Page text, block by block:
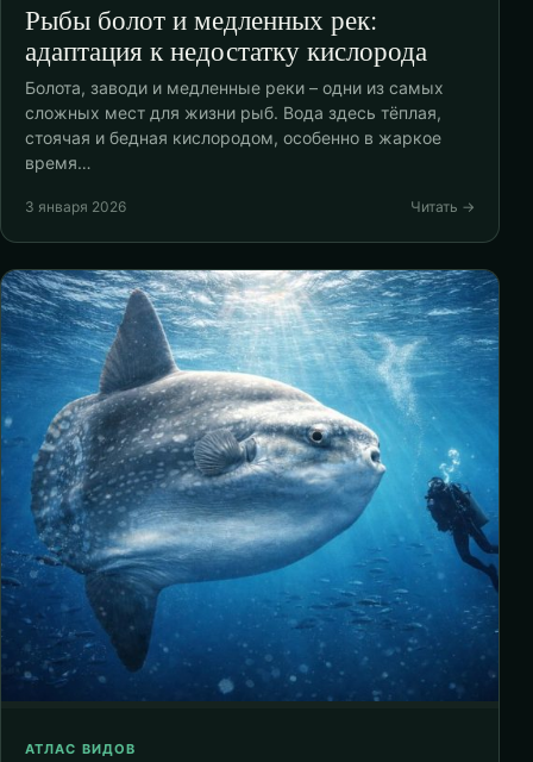
Рыбы болот и медленных рек:
адаптация к недостатку кислорода
Болота, заводи и медленные реки – одни из самых
сложных мест для жизни рыб. Вода здесь тёплая,
стоячая и бедная кислородом, особенно в жаркое
время…
3 января 2026 Читать →
АТЛАС ВИДОВ